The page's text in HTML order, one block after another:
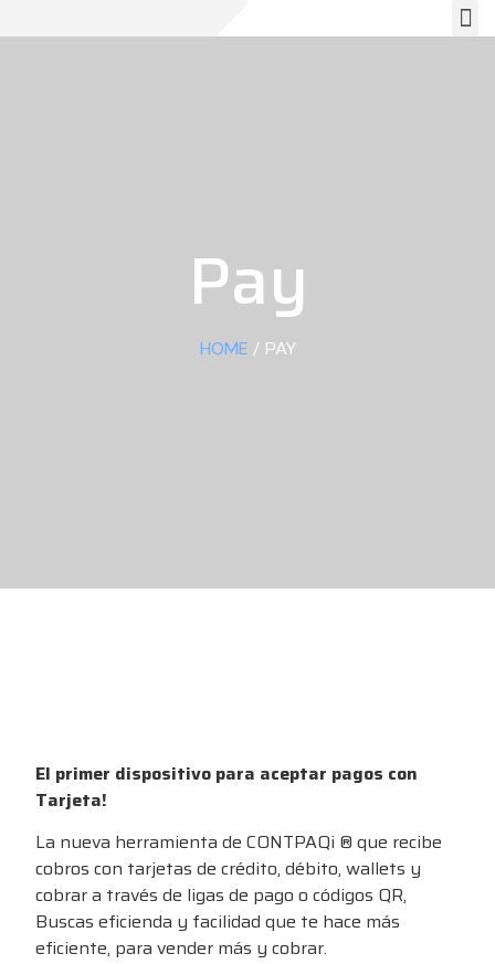
Pay
HOME / PAY
El primer dispositivo para aceptar pagos con
Tarjeta!
La nueva herramienta de CONTPAQi ® que recibe
cobros con tarjetas de crédito, débito, wallets y
cobrar a través de ligas de pago o códigos QR,
Buscas eficienda y facilidad que te hace más
eficiente, para vender más y cobrar.